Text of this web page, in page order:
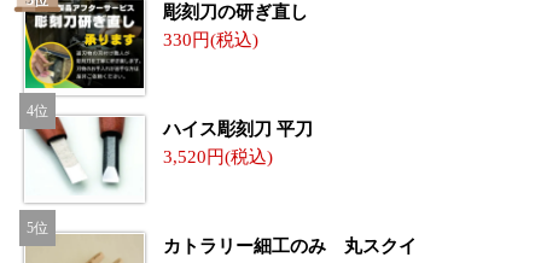
彫刻刀の研ぎ直し
330
ハイス彫刻刀 平刀
3,520
カトラリー細工のみ 丸スクイ